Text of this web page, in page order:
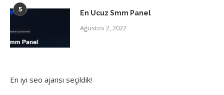
5 En Ucuz Smm Panel
Ağustos 2, 2022
En iyi seo ajansı seçildik!